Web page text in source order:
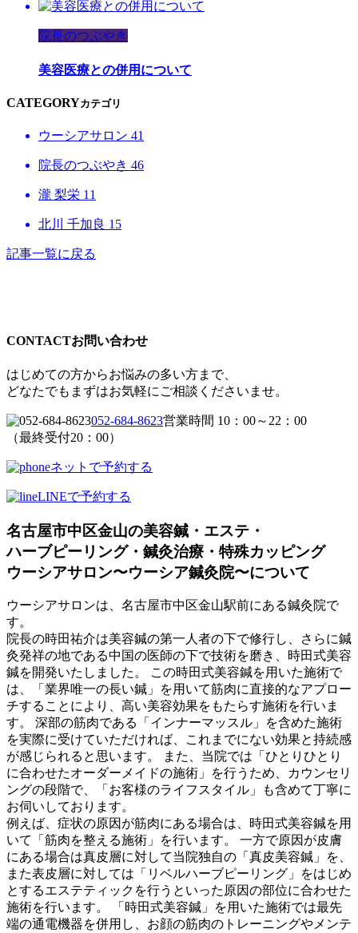
院長のつぶやき
美容医療との併用について
CATEGORYカテゴリ
ウーシアサロン 41
院長のつぶやき 46
瀧 梨栄 11
北川 千加良 15
記事一覧に戻る
CONTACTお問い合わせ
はじめての方からお悩みの多い方まで、
どなたでもまずはお気軽にご相談くださいませ。
052-684-8623営業時間 10：00～22：00
（最終受付20：00）
ネットで予約する
LINEで予約する
名古屋市中区金山の美容鍼・エステ・
ハーブピーリング・鍼灸治療・特殊カッピング
ウーシアサロン〜ウーシア鍼灸院〜について
ウーシアサロンは、名古屋市中区金山駅前にある鍼灸院で
す。
院長の時田祐介は美容鍼の第一人者の下で修行し、さらに鍼
灸発祥の地である中国の医師の下で技術を磨き、時田式美容
鍼を開発いたしました。 この時田式美容鍼を用いた施術で
は、「業界唯一の長い鍼」を用いて筋肉に直接的なアプロー
チすることにより、高い美容効果をもたらす施術を行いま
す。 深部の筋肉である「インナーマッスル」を含めた施術
を実際に受けていただければ、これまでにない効果と持続感
が感じられると思います。 また、当院では「ひとりひとり
に合わせたオーダーメイドの施術」を行うため、カウンセリ
ングの段階で、「お客様のライフスタイル」も含めて丁寧に
お伺いしております。
例えば、症状の原因が筋肉にある場合は、時田式美容鍼を用
いて「筋肉を整える施術」を行います。 一方で原因が皮膚
にある場合は真皮層に対して当院独自の「真皮美容鍼」を、
また表皮層に対しては「リベルハーブピーリング」をはじめ
とするエステティックを行うといった原因の部位に合わせた
施術を行います。 「時田式美容鍼」を用いた施術では最先
端の通電機器を併用し、お顔の筋肉のトレーニングやメンテ